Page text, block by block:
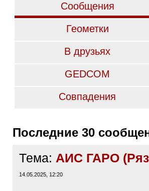
Сообщения
Геометки
В друзьях
GEDCOM
Совпадения
Последние 30
Тема: АИС ГАРО
14.05.2025, 12:20